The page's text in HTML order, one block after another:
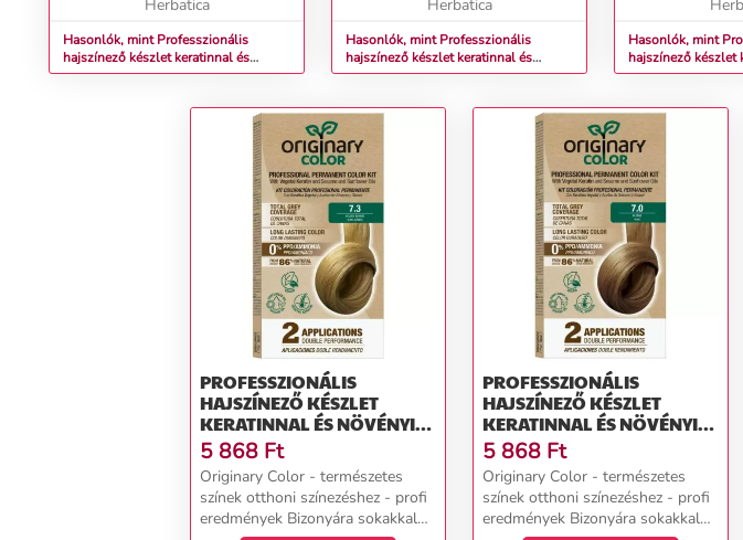
hajvágás még ...Herbatica
Hasonlók, mint Professzionális
hajszínező készlet keratinnal és
növényi olajokkal - KÜLÖNBÖZŐ
hajvágás még ...Herbatica
Hasonlók, mint Professzionális
hajszínező készlet keratinnal és
növényi olajokkal - KÜLÖNBÖZŐ
(Farba): Gesztenye 4
hajvágás még ...
Hasonlók, mint
hajszínező készlet
növényi olajokkal
(Farba):
PROFESSZIONÁLIS
HAJSZÍNEZŐ KÉSZLET
KERATINNAL ÉS NÖVÉNYI
OLAJOKKAL - KÜLÖNBÖZŐ
ÁRNYALATOK - ORIGINARY
COLOR SZÍNN (FARBA):
ARANYSZŐKE 7/3
5 868 Ft
Originary Color - természetes
színek otthoni színezéshez - profi
eredmények Bizonyára sokakkal
PROFESSZIONÁLIS
HAJSZÍNEZŐ KÉSZLET
KERATINNAL ÉS NÖVÉNYI
OLAJOKKAL - KÜLÖNBÖZŐ
ÁRNYALATOK - ORIGINARY
COLOR SZÍNN (FARBA):
SZŐKE 7/0
5 868 Ft
Originary Color - természetes
színek otthoni színezéshez - profi
eredmények Bizonyára sokakkal